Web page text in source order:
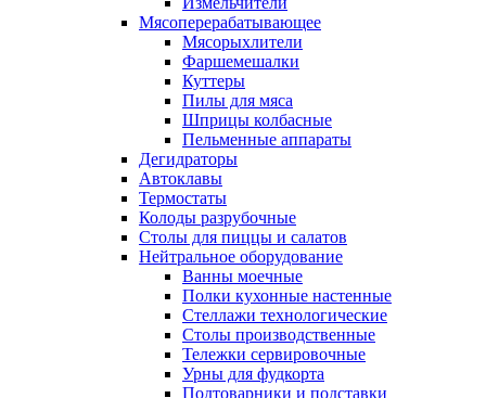
Мясоперерабатывающее
Мясорыхлители
Фаршемешалки
Куттеры
Пилы для мяса
Шприцы колбасные
Пельменные аппараты
Дегидраторы
Автоклавы
Термостаты
Колоды разрубочные
Столы для пиццы и салатов
Нейтральное оборудование
Ванны моечные
Полки кухонные настенные
Стеллажи технологические
Столы производственные
Тележки сервировочные
Урны для фудкорта
Подтоварники и подставки